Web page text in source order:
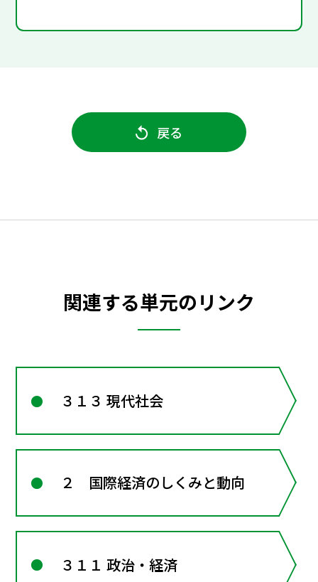
戻る
関連する単元のリンク
３１３ 現代社会
２ 国際経済のしくみと動向
３１１ 政治・経済